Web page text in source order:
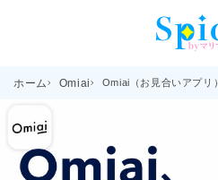
ホーム Omiai Omiai（お見合いアプリ